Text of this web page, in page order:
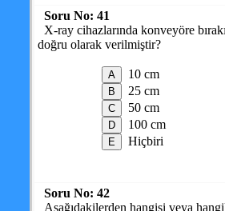
Soru No: 41
X-ray cihazlarında konveyöre
doğru olarak verilmiştir?
10 cm
25 cm
50 cm
100 cm
Hiçbiri
Soru No: 42
Aşağıdakilerden hangisi veya